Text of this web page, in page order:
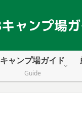
キャンプ場ガイド
Guide